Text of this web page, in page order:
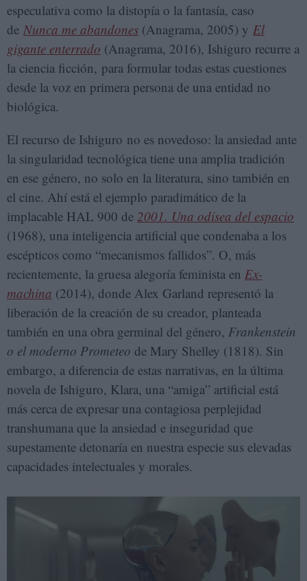
especulativa como la distopía o la fantasía, caso
de Nunca me abandones (Anagrama, 2005) y El
gigante enterrado (Anagrama, 2016), Ishiguro recurre a
la ciencia ficción, para formular todas estas cuestiones
desde la voz en primera persona de una entidad no
biológica.
El recurso de Ishiguro no es novedoso: la ansiedad ante
la singularidad tecnológica tiene una amplia tradición
en ese género, no solo en la literatura, sino también en
el cine. Ahí está el ejemplo paradimático de la
implacable HAL 900 de 2001. Una odisea del espacio
(1968), una inteligencia artificial que condenaba a los
escépticos como “mecanismos fallidos”. O, más
recientemente, la gruesa alegoría feminista en Ex-
machina (2014), donde Alex Garland representó la
liberación de la creación de su creador, planteada
también en una obra germinal del género, Frankenstein
o el moderno Prometeo de Mary Shelley (1818). Sin
embargo, a diferencia de estas narrativas, en la última
novela de Ishiguro, Klara, una “amiga” artificial está
más cerca de expresar una contagiosa perplejidad
transhumana que la ansiedad e inseguridad que
supestamente detonaría en nuestra especie sus elevadas
capacidades intelectuales y morales.